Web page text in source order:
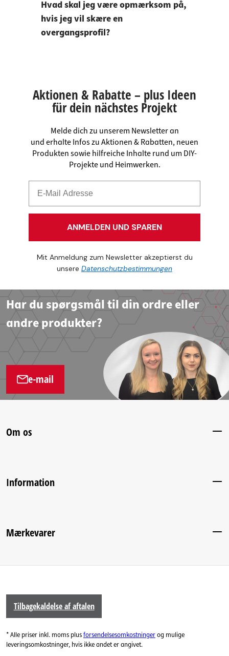
Hvad skal jeg være opmærksom på,
hvis jeg vil skære en
overgangsprofil?
Aktionen & Rabatte – plus Ideen
für dein nächstes Projekt
Melde dich zu unserem Newsletter an
und erhalte Infos zu Aktionen & Rabatten, neuen
Produkten sowie hilfreiche Inhalte rund um DIY-
Projekte und Heimwerken.
ANMELDEN UND SPAREN
Mit Anmeldung zum Newsletter akzeptierst du
unsere Datenschutzbestimmungen
Har du spørgsmål til din ordre eller
andre produkter?
e-mail
Om os
Information
Mærkevarer
Tilbagekaldelse af aftalen
* Alle priser inkl. moms plusforsendelsesomkostningerog mulige
leveringsomkostninger, hvis ikke andet er angivet.